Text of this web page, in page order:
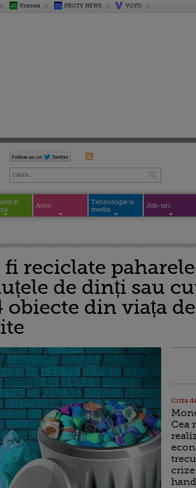
Vremea PROTV NEWS VOYO
si
Auto
Tehnologie si
media
Job-uri
reciclate
de dinți sau
obiecte din viața
Criza
Cea